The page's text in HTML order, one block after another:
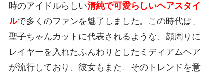
時のアイドルらしい清純で可愛らしいヘアスタイ
ルで多くのファンを魅了しました。この時代は、
聖子ちゃんカットに代表されるような、顔周りに
レイヤーを入れたふんわりとしたミディアムヘア
が流行しており、彼女もまた、そのトレンドを意